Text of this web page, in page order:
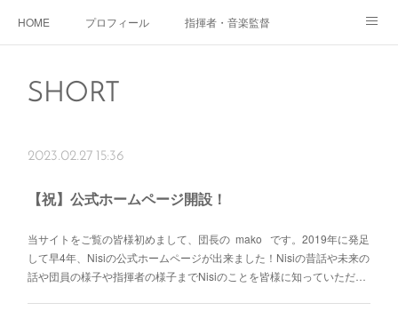
HOME プロフィール 指揮者・音楽監督
SHORT
2023.02.27 15:36
【祝】公式ホームページ開設！
当サイトをご覧の皆様初めまして、団長の mako です。2019年に発足
して早4年、Nisiの公式ホームページが出来ました！Nisiの昔話や未来の
話や団員の様子や指揮者の様子までNisiのことを皆様に知っていただ…